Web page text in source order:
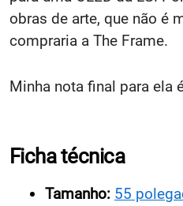
obras de arte, que não é
compraria a The Frame.
Minha nota final para ela
Ficha técnica
Tamanho: 55